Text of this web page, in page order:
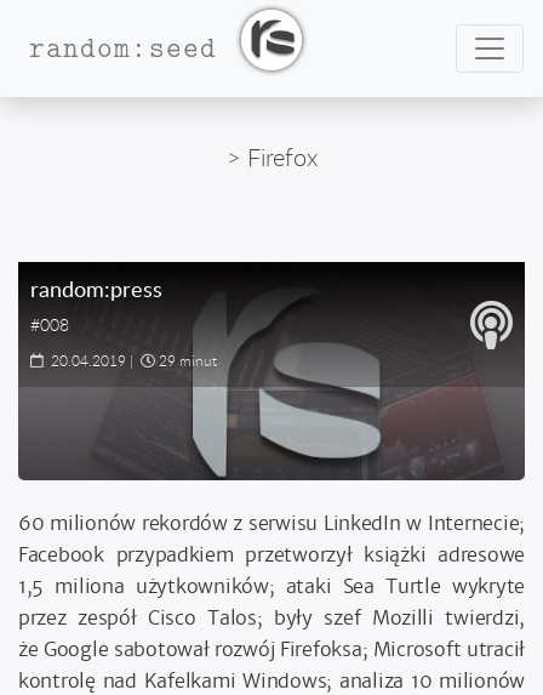
random:seed
> Firefox
random:press
#008
20.04.2019 | 29 minut
60 milionów rekordów z serwisu LinkedIn w Internecie;
Facebook przypadkiem przetworzył książki adresowe
1,5 miliona użytkowników; ataki Sea Turtle wykryte
przez zespół Cisco Talos; były szef Mozilli twierdzi,
że Google sabotował rozwój Firefoksa; Microsoft utracił
kontrolę nad Kafelkami Windows; analiza 10 milionów